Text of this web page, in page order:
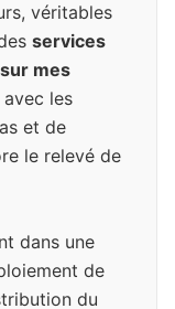
véritables
services
mes
les
et de
le relevé de
dans une
de
du